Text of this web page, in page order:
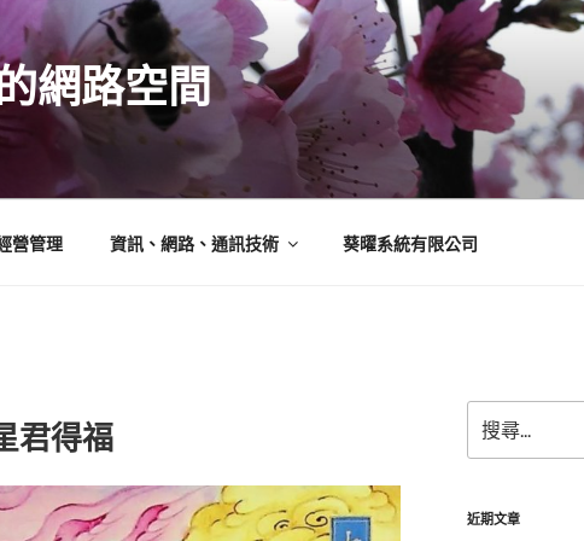
網路空間
營管理 資訊、網路、通訊技術 葵曜系統有限公司
君得福
尋
關
字:
近期文章